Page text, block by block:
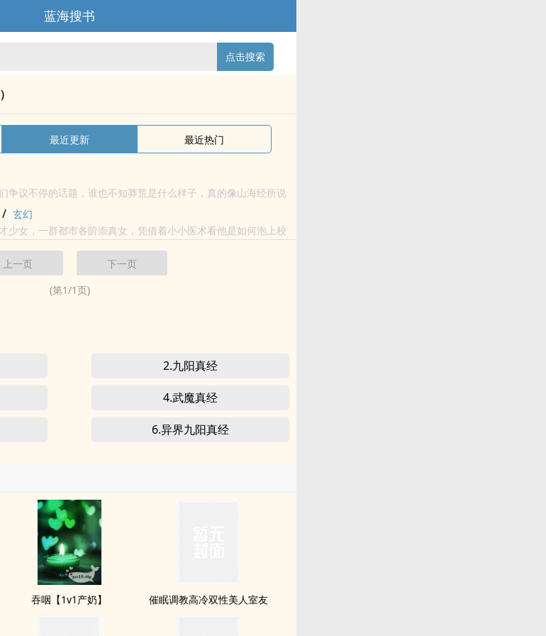
蓝海搜书
点击搜索
最近更新 最近热门
争议不停的话题，谁也不知莽荒是什么样子，真的像山海经所说
、中生代、新生
/ 玄幻
少女，一群都市各阶崇真女，凭借着小小医术看他是如何泡上校
星、校花、女主播，凤凰女、韩娱美女、空姐、警花、........全都
上一页
下一页
(第1/1页)
2.九阳真经
4.武魔真经
6.异界九阳真经
吞咽【1v1产奶】 催眠调教高冷双性美人室友